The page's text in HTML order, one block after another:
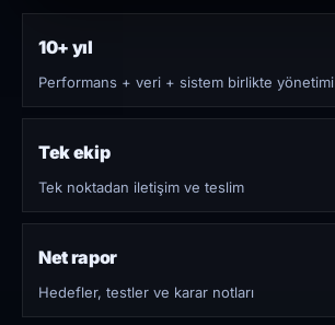
10+ yıl
Performans + veri + sistem birlikte yönetimi
Tek ekip
Tek noktadan iletişim ve teslim
Net rapor
Hedefler, testler ve karar notları